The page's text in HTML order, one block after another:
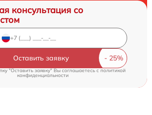
консультация со
Оставить заявку
"Оставить заявку" Вы соглашаетесь cполитикой
конфиденциальности